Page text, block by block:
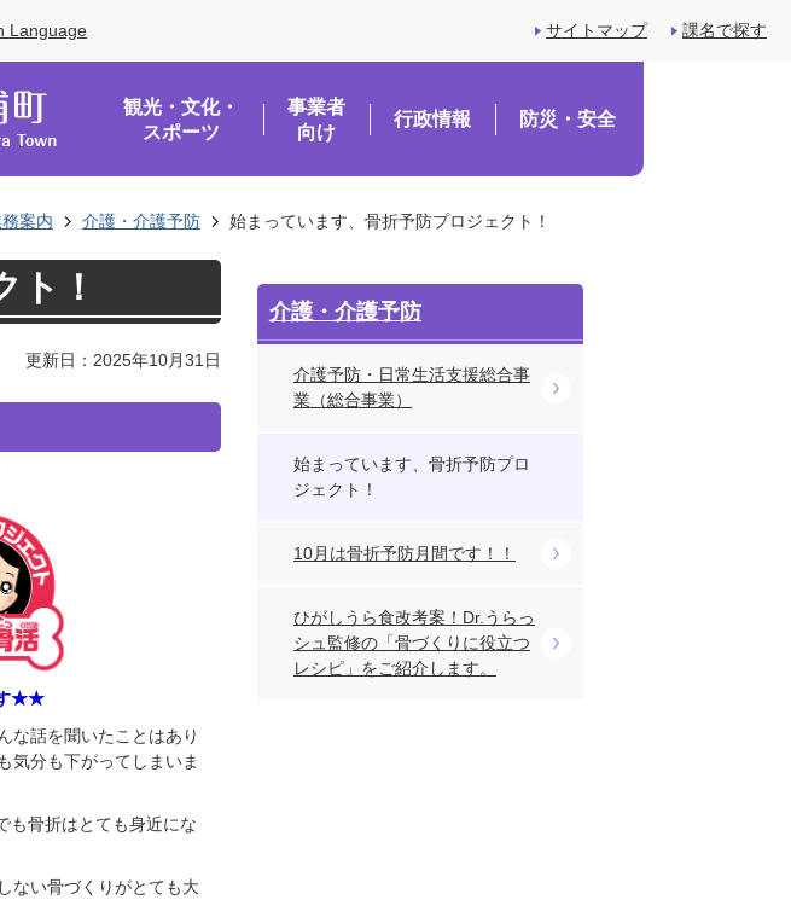
Language サイトマップ 課名で探す
観光・文化・
スポーツ
事業者
向け
行政情報 防災・安全
案内 介護・介護予防 始まっています、骨折予防プロジェクト！
ト！
更新日：2025年10月31日
す★★
な話を聞いたことはあり
気分も下がってしまいま
も骨折はとても身近にな
ない骨づくりがとても大
介護・介護予防
介護予防・日常生活支援総合事
業（総合事業）
始まっています、骨折予防プロ
ジェクト！
10月は骨折予防月間です！！
ひがしうら食改考案！Dr.うらっ
シュ監修の「骨づくりに役立つ
レシピ」をご紹介します。